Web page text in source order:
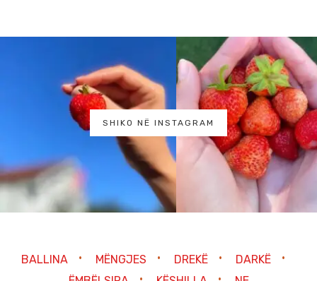
SHIKO NË INSTAGRAM
BALLINA MËNGJES DREKË
DARKË